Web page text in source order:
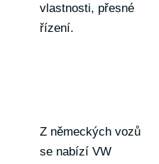
vlastnosti, přesné
řízení.
Z německých vozů
se nabízí VW